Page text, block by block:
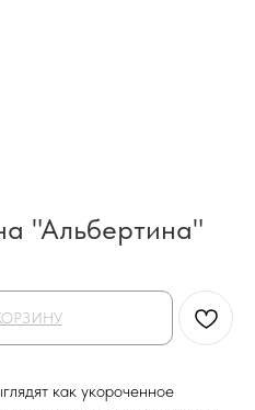
"Альбертина"
как укороченное